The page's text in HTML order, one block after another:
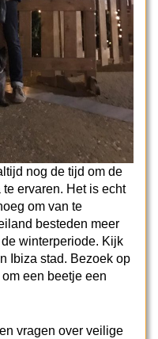
nog de tijd om de
ervaren. Het is echt
om van te
besteden meer
winterperiode. Kijk
Ibiza stad. Bezoek op
om een beetje een
vragen over veilige